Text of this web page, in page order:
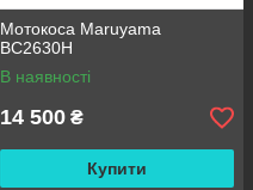
Мотокоса Maruyama
BC2630H
В наявності
14 500 ₴
Купити